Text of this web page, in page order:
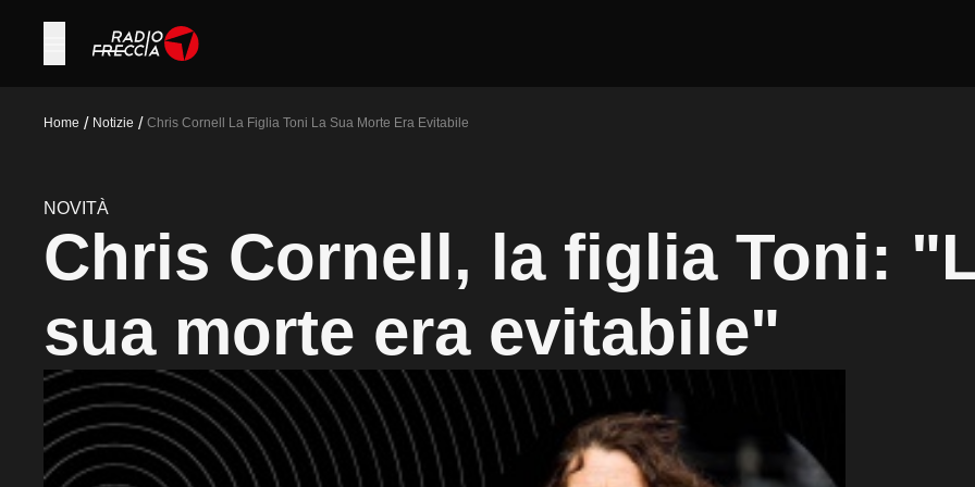
Home / Notizie / Chris Cornell La Figlia Toni La Sua Morte Era Evitabile
NOVITÀ
Chris Cornell, la figlia Toni:
sua morte era evitabile"